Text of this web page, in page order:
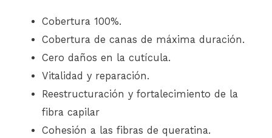
Cobertura 100%.
Cobertura de canas de máxima duración.
Cero daños en la cutícula.
Vitalidad y reparación.
Reestructuración y fortalecimiento de la
fibra capilar
Cohesión a las fibras de queratina.